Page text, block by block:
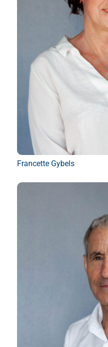
Francette Gybels